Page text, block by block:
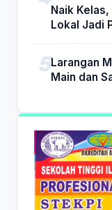
Naik
Lokal Jadi
Larangan
Main dan